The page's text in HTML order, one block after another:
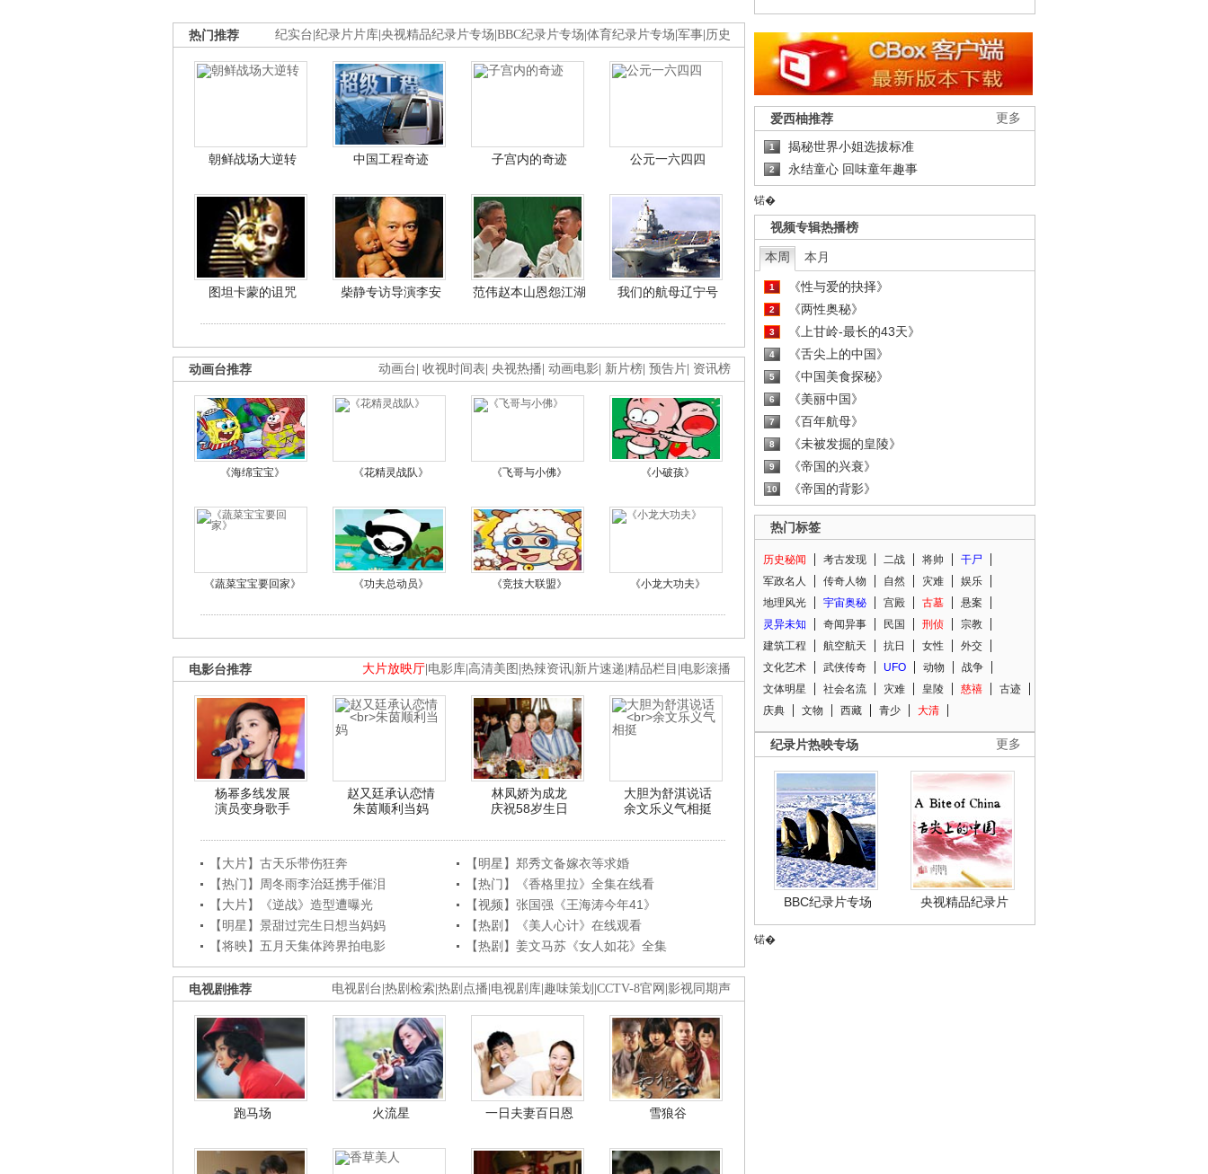
纪实台 纪录片片库 央视精品纪录片专场 BBC纪录片专场 体育纪录片专场 军事 历史
热门推荐
朝鲜战场大逆转 中国工程奇迹 子宫内的奇迹 公元一六四四
图坦卡蒙的诅咒 柴静专访导演李安 范伟赵本山恩怨江湖 我们的航母辽宁号
动画台 收视时间表 央视热播 动画电影 新片榜 预告片 资讯榜
动画台推荐
《海绵宝宝》 《花精灵战队》 《飞哥与小佛》 《小破孩》
《蔬菜宝宝要回家》 《功夫总动员》 《竞技大联盟》 《小龙大功夫》
大片放映厅 电影库 高清美图 热辣资讯 新片速递 精品栏目 电影滚播
电影台推荐
杨幂多线发展
演员变身歌手
赵又廷承认恋情
朱茵顺利当妈
林凤娇为成龙
庆祝58岁生日
大胆为舒淇说话
余文乐义气相挺
【大片】古天乐带伤狂奔
【明星】郑秀文备嫁衣等求婚
【热门】周冬雨李治廷携手催泪
【热门】《香格里拉》全集在线看
【大片】《逆战》造型遭曝光
【视频】张国强《王海涛今年41》
【明星】景甜过完生日想当妈妈
【热剧】《美人心计》在线观看
【将映】五月天集体跨界拍电影
【热剧】姜文马苏《女人如花》全集
电视剧台 热剧检索 热剧点播 电视剧库 趣味策划 CCTV-8官网 影视同期声
电视剧推荐
跑马场 火流星 一日夫妻百日恩 雪狼谷
更多
爱西柚推荐
1 揭秘世界小姐选拔标准
2 永结童心 回味童年趣事
锘�
视频专辑热播榜
本周 本月
1 《性与爱的抉择》
2 《两性奥秘》
3 《上甘岭-最长的43天》
4 《舌尖上的中国》
5 《中国美食探秘》
6 《美丽中国》
7 《百年航母》
8 《未被发掘的皇陵》
9 《帝国的兴衰》
10 《帝国的背影》
热门标签
历史秘闻 考古发现 二战 将帅
干尸
军政名人
传奇人物 自然 灾难
娱乐
地理风光
宇宙奥秘 宫殿 古墓
悬案
灵异未知
奇闻异事 民国 刑侦
宗教
建筑工程
航空航天 抗日 女性
外交
文化艺术
武侠传奇 UFO 动物
战争
文体明星
社会名流 灾难 皇陵 慈禧
古迹
庆典
文物 西藏 青少 大清
更多
纪录片热映专场
BBC纪录片专场 央视精品纪录片
锘�